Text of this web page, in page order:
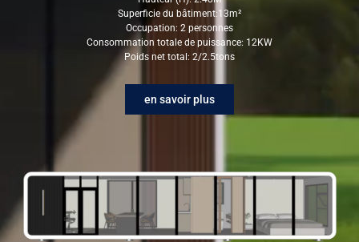
Superficie du bâtiment:13m²
Occupation: 2 personnes
Consommation totale de puissance: 12KW
Poids net total: 2/2.5tons
en savoir plus